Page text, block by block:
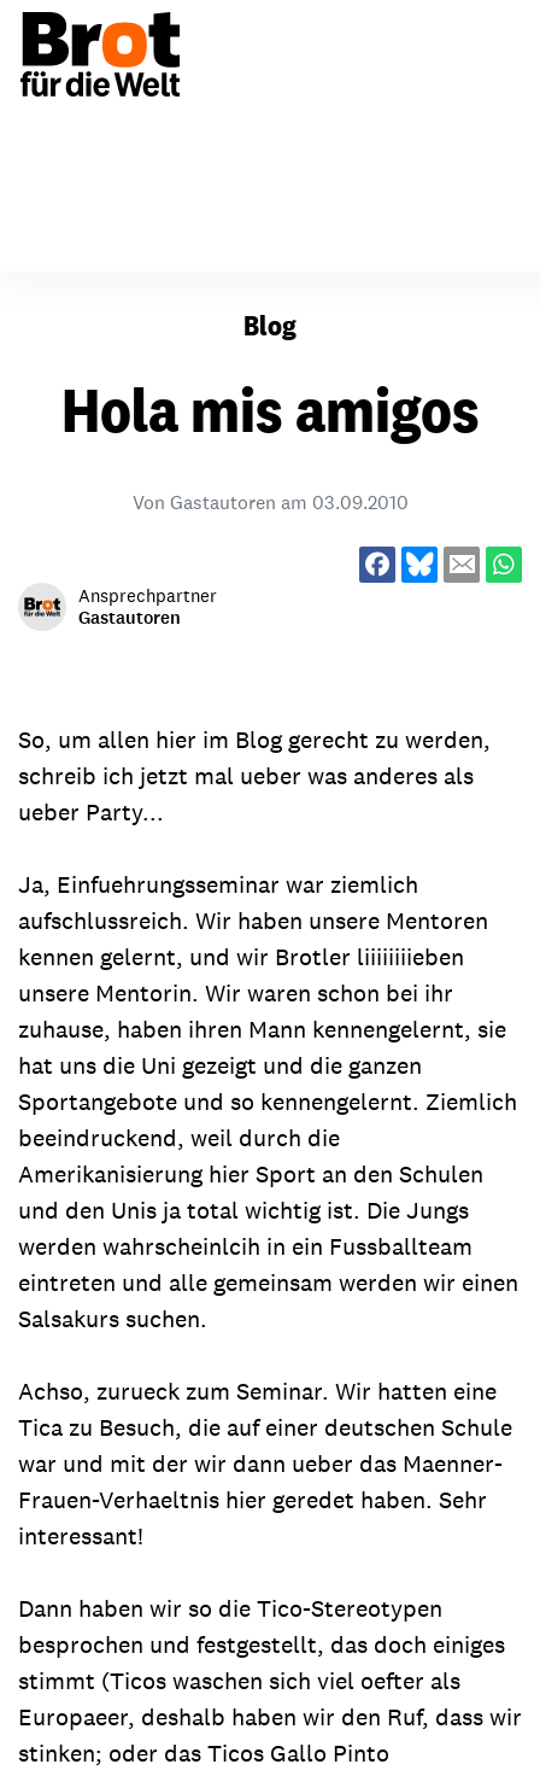
Blog
Hola mis amigos
Von Gastautoren am 03.09.2010
Ansprechpartner
Gastautoren
So, um allen hier im Blog gerecht zu werden,
schreib ich jetzt mal ueber was anderes als
ueber Party...
Ja, Einfuehrungsseminar war ziemlich
aufschlussreich. Wir haben unsere Mentoren
kennen gelernt, und wir Brotler liiiiiiiieben
unsere Mentorin. Wir waren schon bei ihr
zuhause, haben ihren Mann kennengelernt, sie
hat uns die Uni gezeigt und die ganzen
Sportangebote und so kennengelernt. Ziemlich
beeindruckend, weil durch die
Amerikanisierung hier Sport an den Schulen
und den Unis ja total wichtig ist. Die Jungs
werden wahrscheinlcih in ein Fussballteam
eintreten und alle gemeinsam werden wir einen
Salsakurs suchen.
Achso, zurueck zum Seminar. Wir hatten eine
Tica zu Besuch, die auf einer deutschen Schule
war und mit der wir dann ueber das Maenner-
Frauen-Verhaeltnis hier geredet haben. Sehr
interessant!
Dann haben wir so die Tico-Stereotypen
besprochen und festgestellt, das doch einiges
stimmt (Ticos waschen sich viel oefter als
Europaeer, deshalb haben wir den Ruf, dass wir
stinken; oder das Ticos Gallo Pinto